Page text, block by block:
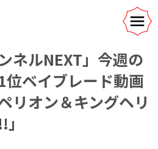
ネルNEXT」今週の
位ベイブレード動画
リオン＆キングヘリ